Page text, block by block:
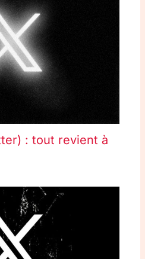
: tout revient à